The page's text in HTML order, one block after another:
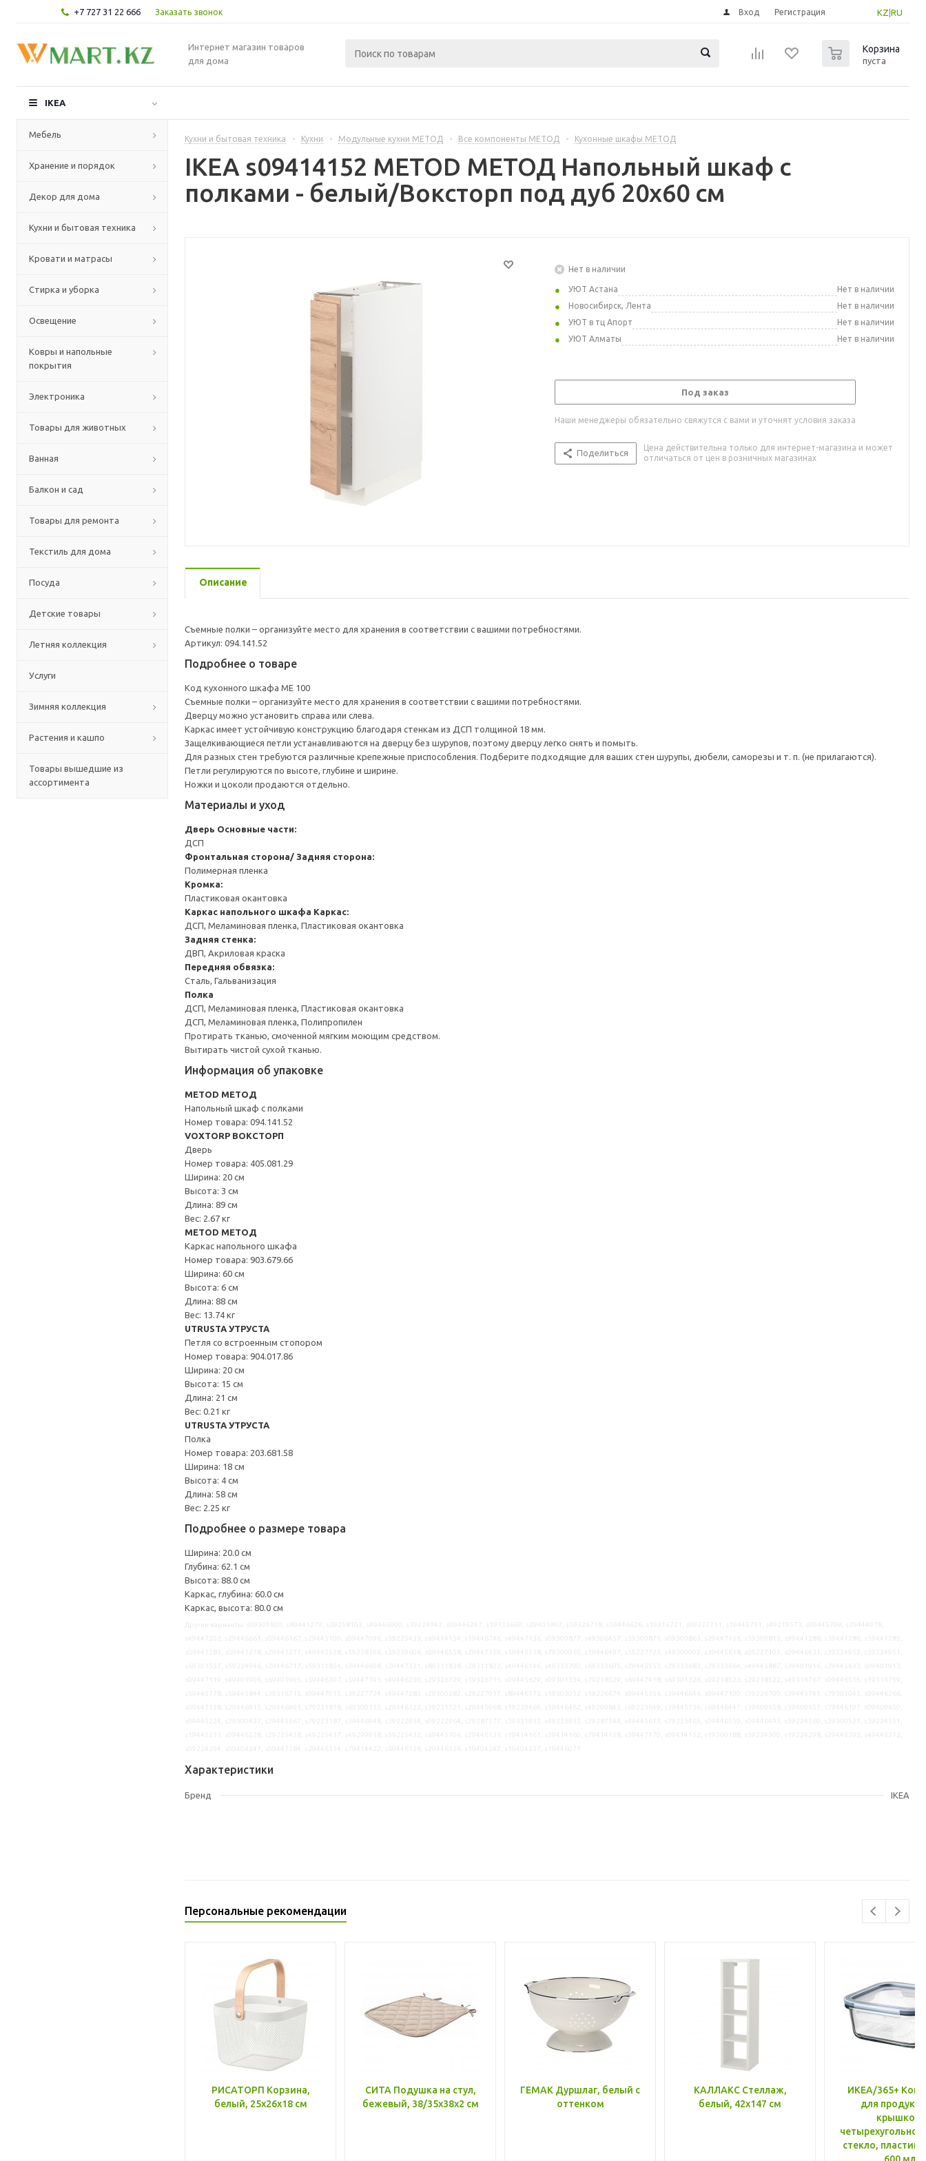
+7 727 31 22 666 Заказать звонок KZ RU
Вход Регистрация
Интернет магазин товаров
для дома
Корзина
пуста
IKEA
Мебель
Хранение и порядок
Декор для дома
Кухни и бытовая техника
Кровати и матрасы
Стирка и уборка
Освещение
Ковры и напольные
покрытия
Электроника
Товары для животных
Ванная
Балкон и сад
Товары для ремонта
Текстиль для дома
Посуда
Детские товары
Летняя коллекция
Услуги
Зимняя коллекция
Растения и кашпо
Товары вышедшие из
ассортимента
Кухни и бытовая техника - Кухни - Модульные кухни МЕТОД - Все компоненты МЕТОД - Кухонные шкафы МЕТОД
IKEA s09414152 METOD МЕТОД Напольный шкаф с
полками - белый/Воксторп под дуб 20x60 см
Нет в наличии
УЮТ Астана
Нет в наличии
Новосибирск, Лента
Нет в наличии
УЮТ в тц Апорт
Нет в наличии
УЮТ Алматы
Нет в наличии
Под заказ
Наши менеджеры обязательно свяжутся с вами и уточнят условия заказа
Поделиться
Цена действительна только для интернет-магазина и может
отличаться от цен в розничных магазинах
Описание
Съемные полки – организуйте место для хранения в соответствии с вашими потребностями.
Артикул: 094.141.52
Подробнее о товаре
Код кухонного шкафа ME 100
Съемные полки – организуйте место для хранения в соответствии с вашими потребностями.
Дверцу можно установить справа или слева.
Каркас имеет устойчивую конструкцию благодаря стенкам из ДСП толщиной 18 мм.
Защелкивающиеся петли устанавливаются на дверцу без шурупов, поэтому дверцу легко снять и помыть.
Для разных стен требуются различные крепежные приспособления. Подберите подходящие для ваших стен шурупы, дюбели, саморезы и т. п. (не прилагаются).
Петли регулируются по высоте, глубине и ширине.
Ножки и цоколи продаются отдельно.
Материалы и уход
Дверь Основные части:
ДСП
Фронтальная сторона/ Задняя сторона:
Полимерная пленка
Кромка:
Пластиковая окантовка
Каркас напольного шкафа Каркас:
ДСП, Меламиновая пленка, Пластиковая окантовка
Задняя стенка:
ДВП, Акриловая краска
Передняя обвязка:
Сталь, Гальванизация
Полка
ДСП, Меламиновая пленка, Пластиковая окантовка
ДСП, Меламиновая пленка, Полипропилен
Протирать тканью, смоченной мягким моющим средством.
Вытирать чистой сухой тканью.
Информация об упаковке
METOD МЕТОД
Напольный шкаф с полками
Номер товара: 094.141.52
VOXTORP ВОКСТОРП
Дверь
Номер товара: 405.081.29
Ширина: 20 см
Высота: 3 см
Длина: 89 см
Вес: 2.67 кг
METOD МЕТОД
Каркас напольного шкафа
Номер товара: 903.679.66
Ширина: 60 см
Высота: 6 см
Длина: 88 см
Вес: 13.74 кг
UTRUSTA УТРУСТА
Петля со встроенным стопором
Номер товара: 904.017.86
Ширина: 20 см
Высота: 15 см
Длина: 21 см
Вес: 0.21 кг
UTRUSTA УТРУСТА
Полка
Номер товара: 203.681.58
Ширина: 18 см
Высота: 4 см
Длина: 58 см
Вес: 2.25 кг
Подробнее о размере товара
Ширина: 20.0 см
Глубина: 62.1 см
Высота: 88.0 см
Каркас, глубина: 60.0 см
Каркас, высота: 80.0 см
Характеристики
Бренд IKEA
Персональные рекомендации
РИСАТОРП Корзина,
белый, 25x26x18 см
СИТА Подушка на стул,
бежевый, 38/35x38x2 см
ГЕМАК Дуршлаг, белый с
оттенком
КАЛЛАКС Стеллаж,
белый, 42x147 см
ИКЕА/365+
для
крышкой,
стекло, пластик